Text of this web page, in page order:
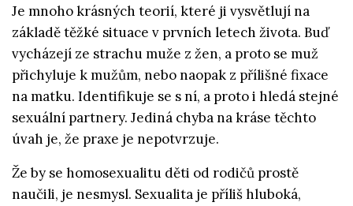
Je mnoho krásných teorií, které ji vysvětlují na
základě těžké situace v prvních letech života. Buď
vycházejí ze strachu muže z žen, a proto se muž
přichyluje k mužům, nebo naopak z přílišné fixace
na matku. Identifikuje se s ní, a proto i hledá stejné
sexuální partnery. Jediná chyba na kráse těchto
úvah je, že praxe je nepotvrzuje.
Že by se homosexualitu děti od rodičů prostě
naučili, je nesmysl. Sexualita je příliš hluboká,